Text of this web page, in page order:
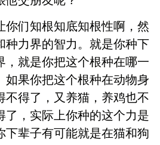
你们知根知底知根性啊，然
种力界的智力。就是你种下
，就是你把这个根种在哪一
如果你把这个根种在动物身
不得了，又养猫，养鸡也不
了，实际上你种的这个力是
下辈子有可能就是在猫和狗